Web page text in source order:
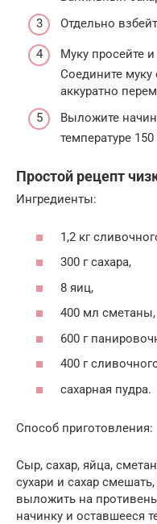
Отдельно
Муку просейте
Соедините
аккуратно
Выложите
температуре
Простой рецепт
Ингредиенты:
1,2 кг
300 г сахара,
8 яиц,
400 мл сметаны,
600 г
400 г
сахарная пудра.
Способ приготовления:
Сыр, сахар, яйца,
сухари и сахар
выложить на
начинку и оставшееся